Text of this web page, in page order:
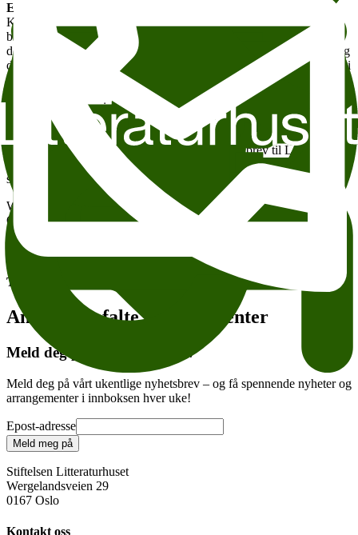
Eivind Hofstad Evjemo
Kvelningsminne, der en familie opplever at en av deres egne har
blitt flyttet på institusjon. Han skildrer sorgen ved å betrakte en av
dem man er glad i, i rom der de ikke vil være, sorgen over slutten og
de tapte mulighetene, alt det urealiserbare, men også en kime av lys i
minner som nesten kveler.
har i sitt forfatterskap behandlet det smertefulle og
umulige i å være pårørende til et barn med store
funksjonshemminger, blant
annet i teaterstykket
Stort og stygt
og i sitt åpne brev til Lars Amund
Vaage i Vinduet 1/2016. De tre møtes på Litteraturhusets scene for å
snakke om tap, sorg og hvordan man kan skrive om det.
Wergeland Litteraturhuset Tom Malmquist, Eivind Evjemo og
Olaug Nilssen
Legg til i kalender
Tema:
Andre anbefalte arrangementer
Meld deg på vårt nyhetsbrev
Meld deg på vårt ukentlige nyhetsbrev – og få spennende nyheter og
arrangementer i innboksen hver uke!
Epost-adresse
Meld meg på
Stiftelsen Litteraturhuset
Wergelandsveien 29
0167 Oslo
Kontakt oss